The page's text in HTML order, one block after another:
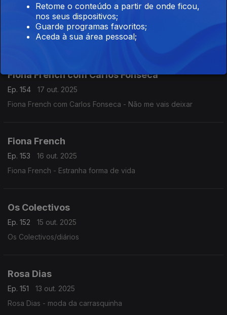
Sílvio Rosado
20 out. 2025
Sílvio Rosado - Dá me o prazer desta dança
Fiona French com Carlos Fonseca
Ep. 154
17 out. 2025
Fiona French com Carlos Fonseca - Não me vais deixar
Fiona French
Ep. 153
16 out. 2025
Fiona French - Estranha forma de vida
Os Colectivos
Ep. 152
15 out. 2025
Os Colectivos/diários
Rosa Dias
Ep. 151
13 out. 2025
Rosa Dias - moda da carrasquinha
Retome o conteúdo a partir de onde ficou,
nos seus dispositivos;
Guarde programas favoritos;
Aceda à sua área pessoal;